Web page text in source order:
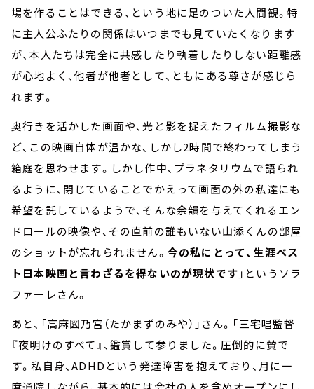
場を作ることはできる、という地に足のついた人間観。特
に主人公ふたりの関係はいつまでも見ていたくなります
が、本人たちは完全に共感したり執着したりしない距離感
が心地よく、他者が他者として、ともにある尊さが感じら
れます。
奥行きを活かした画面や、光と影を捉えたフィルム撮影な
ど、この映画自体が温かな、しかし2時間で終わってしまう
箱庭を思わせます。しかし作中、プラネタリウムで語られ
るように、閉じていることでかえって画面の外の私達にも
希望を託しているようで、そんな余韻を与えてくれるエン
ドロールの映像や、その直前の誰もいない山添くんの部屋
のショットが忘れられません。 今の私にとって、生涯ベス
ト日本映画と言わざるを得ないのが現状です 」というソラ
ファーレさん。
あと、「高麻図乃宮（たかまずのみや）」さん。「三宅唱監督
『夜明けのすべて』、鑑賞して参りました。圧倒的に賛で
す。私自身、ADHDという発達障害を抱えており、月に一